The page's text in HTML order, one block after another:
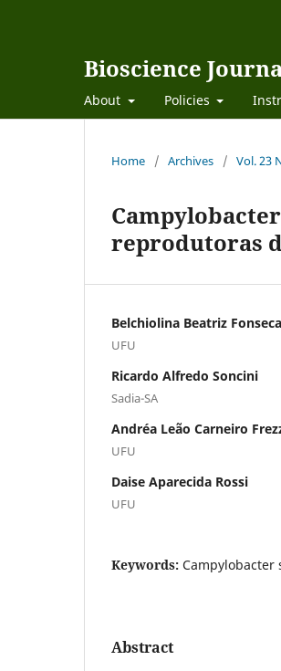
Bioscience
About Policies
Home / Archives / Vol. 23
reprodutoras
Belchiolina Beatriz Fonseca
UFU
Ricardo Alfredo Soncini
Sadia-SA
Andréa Leão Carneiro
UFU
Daise Aparecida Rossi
UFU
Keywords: Campylobacter
Abstract